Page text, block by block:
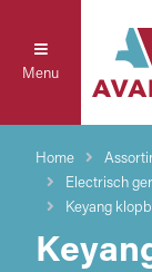
Menu
Home
Electrisch
Keyang